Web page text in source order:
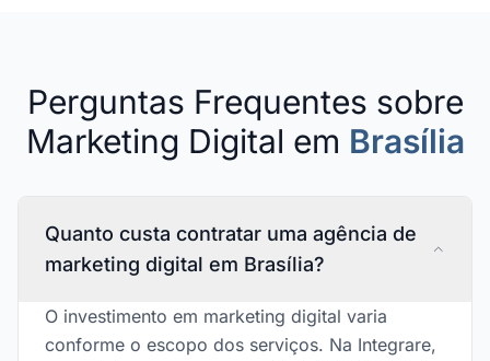
Perguntas Frequentes sobre
Marketing Digital em Brasília
Quanto custa contratar uma agência de
marketing digital em Brasília?
O investimento em marketing digital varia
conforme o escopo dos serviços. Na Integrare,